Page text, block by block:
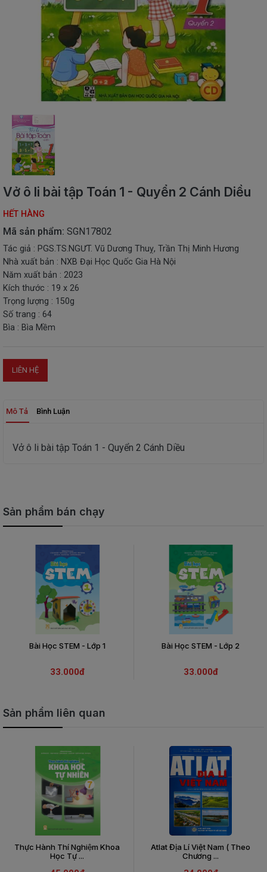
SÁCH
THIẾU
TIẾNG
SÁCH
NGOẠI
NGỮ
VPP
-
ĐỒ
DÙNG
SINH
QUÀ
TẶNG
ĐỒ
CHƠI
THIẾT
BỊ
STEM
Vở ô li bài tập Toán 1 - Quyển 2 Cánh Diều
HẾT HÀNG
Mã sản phẩm: SGN17802
Tác giả : PGS.TS.NGƯT. Vũ Dương Thuỵ, Trần Thị Minh Hương
Nhà xuất bản : NXB Đại Học Quốc Gia Hà Nội
Năm xuất bản : 2023
Kích thước : 19 x 26
Trọng lượng : 150g
Số trang : 64
Bìa : Bìa Mềm
LIÊN HỆ
Mô Tả Bình Luận
Vở ô li bài tập Toán 1 - Quyển 2 Cánh Diều
Sản phẩm bán chạy
Bài Học STEM - Lớp 1
33.000đ
Bài Học STEM - Lớp 2
33.000đ
Sản phẩm liên quan
Thực Hành Thí Nghiệm Khoa
Học Tự ...
Atlat Địa Lí Việt Nam ( Theo
Chương ...